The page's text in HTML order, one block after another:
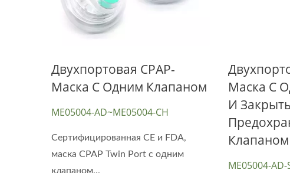
Двухпортовая CPAP-
Маска С Одним Клапаном
ME05004-AD~ME05004-CH
Сертифицированная CE и FDA,
маска CPAP Twin Port с одним
клапаном...
Маска С
И
Клапаном
ME05004-AD-
Защитный Щит Для Лица
СЛР